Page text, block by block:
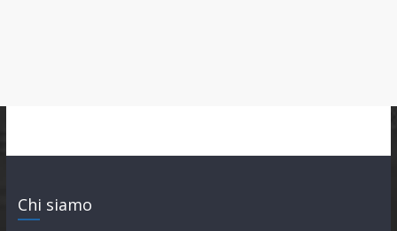
Chi siamo